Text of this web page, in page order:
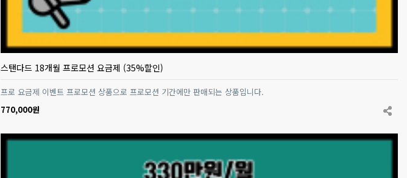
스탠다드 18개월 프로모션 요금제 (35%할인)
프로 요금제 이벤트 프로모션 상품으로 프로모션 기간에만 판매되는 상품입니다.
770,000원